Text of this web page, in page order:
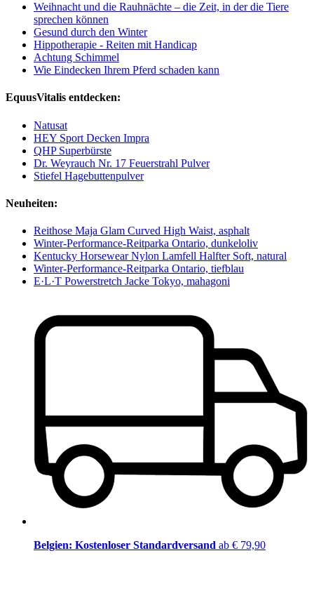
Weihnacht und die Rauhnächte – die Zeit, in der die Tiere
sprechen können
Gesund durch den Winter
Hippotherapie - Reiten mit Handicap
Achtung Schimmel
Wie Eindecken Ihrem Pferd schaden kann
EquusVitalis entdecken:
Natusat
HEY Sport Decken Impra
QHP Superbürste
Dr. Weyrauch Nr. 17 Feuerstrahl Pulver
Stiefel Hagebuttenpulver
Neuheiten:
Reithose Maja Glam Curved High Waist, asphalt
Winter-Performance-Reitparka Ontario, dunkeloliv
Kentucky Horsewear Nylon Lamfell Halfter Soft, natural
Winter-Performance-Reitparka Ontario, tiefblau
E·L·T Powerstretch Jacke Tokyo, mahagoni
Belgien: Kostenloser Standardversand ab € 79,90